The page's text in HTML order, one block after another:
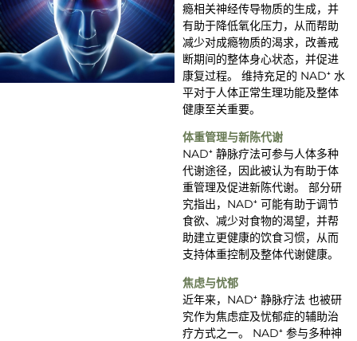
瘾相关神经传导物质的生成，并
有助于降低氧化压力，从而帮助
减少对成瘾物质的渴求，改善戒
断期间的整体身心状态，并促进
康复过程。 维持充足的 NAD⁺ 水
平对于人体正常生理功能及整体
健康至关重要。
体重管理与新陈代谢
NAD⁺ 静脉疗法可参与人体多种
代谢途径，因此被认为有助于体
重管理及促进新陈代谢。 部分研
究指出，NAD⁺ 可能有助于调节
食欲、减少对食物的渴望，并帮
助建立更健康的饮食习惯，从而
支持体重控制及整体代谢健康。
焦虑与忧郁
近年来，NAD⁺ 静脉疗法 也被研
究作为焦虑症及忧郁症的辅助治
疗方式之一。 NAD⁺ 参与多种神